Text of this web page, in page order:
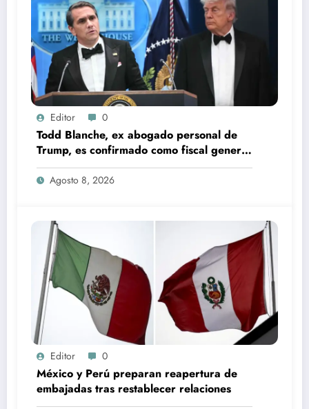
Editor 0
Todd Blanche, ex abogado personal de
Trump, es confirmado como fiscal general
de EU
Agosto 8, 2026
Editor 0
México y Perú preparan reapertura de
embajadas tras restablecer relaciones